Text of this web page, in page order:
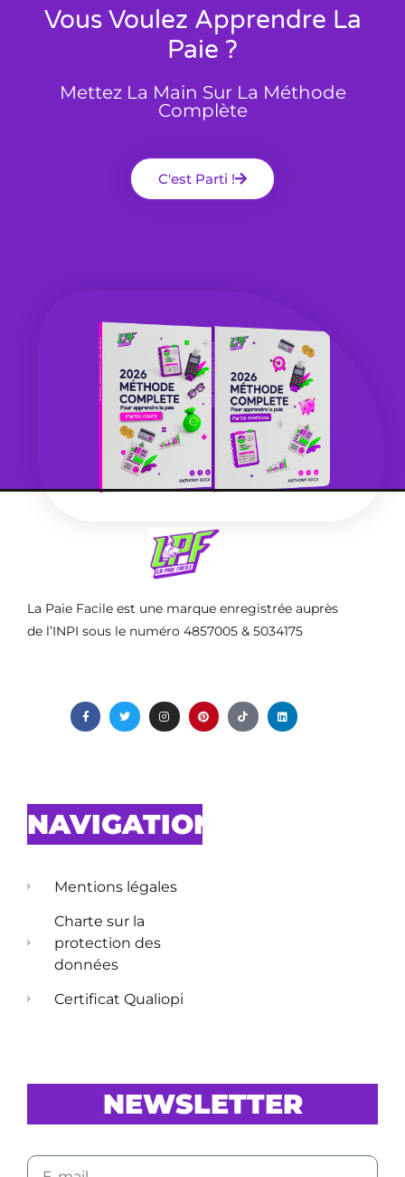
Vous Voulez Apprendre La
Paie ?
Mettez La Main Sur La Méthode
Complète
C'est Parti !
La Paie Facile est une marque enregistrée auprès
de l’INPI sous le numéro 4857005 & 5034175
NAVIGATION
Mentions légales
Charte sur la
protection des
données
Certificat Qualiopi
NEWSLETTER